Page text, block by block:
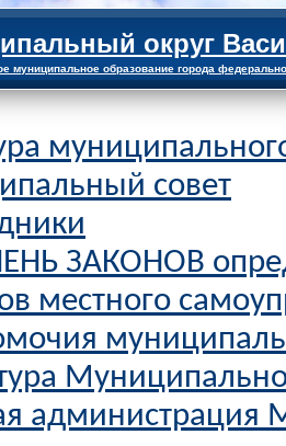
округ
муниципальное образование города
совет
ЗАКОНОВ
местного
администрация